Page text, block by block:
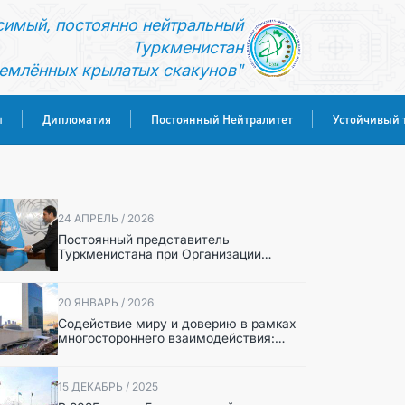
постоянно нейтральный
Туркменистан
крылатых скакунов"
Дипломатия Постоянный Нейтралитет Устойчивый
24 АПРЕЛЬ / 2026
Постоянный представитель
Туркменистана при Организации
Объединённых Наций вручил
верительные грамоты Генеральному
секретарю ООН
20 ЯНВАРЬ / 2026
Содействие миру и доверию в рамках
многостороннего взаимодействия:
итоговые документы международных
форумов, опубликованные в ООН
15 ДЕКАБРЬ / 2025